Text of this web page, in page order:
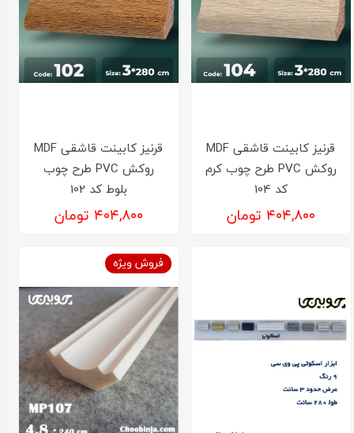
قرنیز کابینت قاشقی MDF
روکش PVC طرح چوب کرم
کد 104
۴۰۴,۸۰۰ تومان
قرنیز کابینت قاشقی MDF
روکش PVC طرح چوب
بلوط کد 102
۴۰۴,۸۰۰ تومان
فروش ویژه